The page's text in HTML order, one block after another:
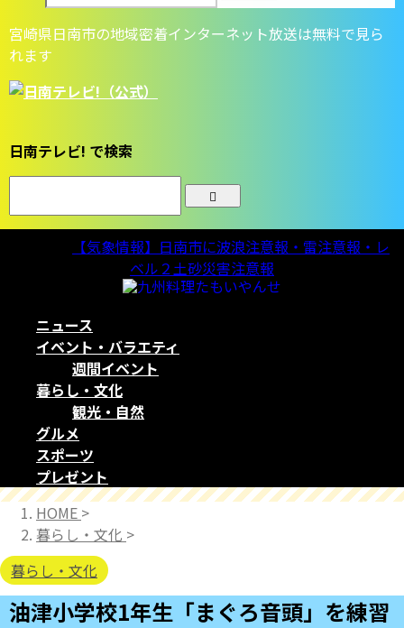
宮崎県日南市の地域密着インターネット放送は無料で見ら
れます
日南テレビ! で検索
【気象情報】日南市に波浪注意報・雷注意報・レ
ベル２土砂災害注意報
ニュース
イベント・バラエティ
週間イベント
暮らし・文化
観光・自然
グルメ
スポーツ
プレゼント
HOME >
暮らし・文化 >
暮らし・文化
油津小学校1年生「まぐろ音頭」を練習